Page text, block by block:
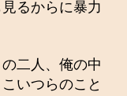
るからに暴力
二人、俺の中
いつらのこと